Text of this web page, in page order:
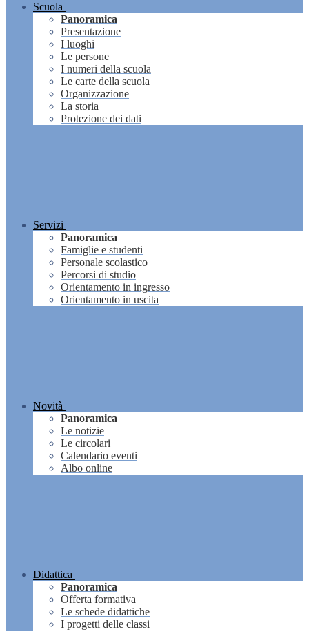
Scuola
Panoramica
Presentazione
I luoghi
Le persone
I numeri della scuola
Le carte della scuola
Organizzazione
La storia
Protezione dei dati
Servizi
Panoramica
Famiglie e studenti
Personale scolastico
Percorsi di studio
Orientamento in ingresso
Orientamento in uscita
Novità
Panoramica
Le notizie
Le circolari
Calendario eventi
Albo online
Didattica
Panoramica
Offerta formativa
Le schede didattiche
I progetti delle classi